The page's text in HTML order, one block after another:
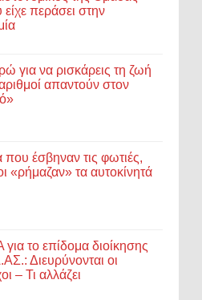
περάσει στην
για να ρισκάρεις τη ζωή
απαντούν στον
έσβηναν τις φωτιές,
«ρήμαζαν» τα αυτοκίνητά
το επίδομα διοίκησης
Διευρύνονται οι
– Τι αλλάζει